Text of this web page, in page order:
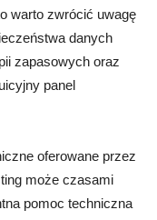
warto zwrócić uwagę
danych
zapasowych oraz
panel
oferowane przez
może czasami
pomoc techniczna